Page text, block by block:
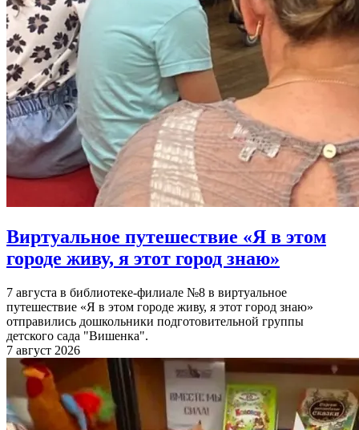
Виртуальное путешествие «Я в этом
городе живу, я этот город знаю»
7 августа в библиотеке-филиале №8 в виртуальное
путешествие «Я в этом городе живу, я этот город знаю»
отправились дошкольники подготовительной группы
детского сада "Вишенка".
7 август 2026